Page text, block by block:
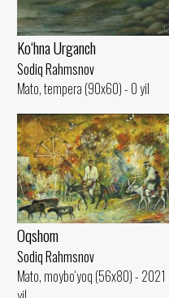
Ko‘hna Urganch
Sodiq Rahmsnov
Mato, tempera (90x60) - 0 yil
Oqshom
Sodiq Rahmsnov
Mato, moybo‘yoq (56x80) - 2021